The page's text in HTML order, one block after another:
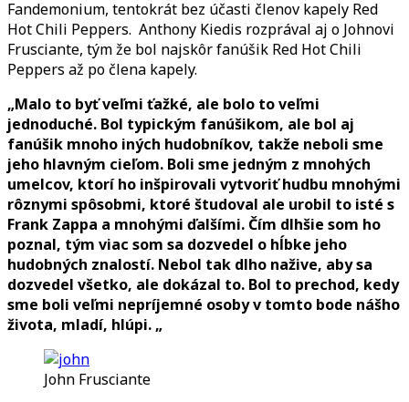
Fandemonium, tentokrát bez účasti členov kapely Red
Hot Chili Peppers. Anthony Kiedis rozprával aj o Johnovi
Frusciante, tým že bol najskôr fanúšik Red Hot Chili
Peppers až po člena kapely.
„Malo to byť veľmi ťažké, ale bolo to veľmi
jednoduché. Bol typickým fanúšikom, ale bol aj
fanúšik mnoho iných hudobníkov, takže neboli sme
jeho hlavným cieľom. Boli sme jedným z mnohých
umelcov, ktorí ho inšpirovali vytvoriť hudbu mnohými
rôznymi spôsobmi, ktoré študoval ale urobil to isté s
Frank Zappa a mnohými ďalšími. Čím dlhšie som ho
poznal, tým viac som sa dozvedel o hĺbke jeho
hudobných znalostí. Nebol tak dlho nažive, aby sa
dozvedel všetko, ale dokázal to. Bol to prechod, kedy
sme boli veľmi nepríjemné osoby v tomto bode nášho
života, mladí, hlúpi. „
John Frusciante